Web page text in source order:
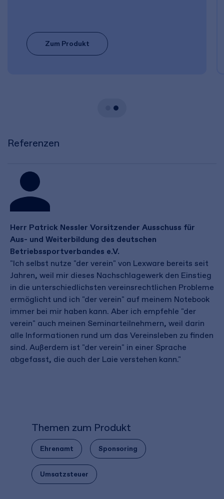
Zum Produkt
Referenzen
Herr Patrick Nessler Vorsitzender Ausschuss für
Aus- und Weiterbildung des deutschen
Betriebssportverbandes e.V.
"Ich selbst nutze "der verein" von Lexware bereits seit
Jahren, weil mir dieses Nachschlagewerk den Einstieg
in die unterschiedlichsten vereinsrechtlichen Probleme
ermöglicht und ich "der verein" auf meinem Notebook
immer bei mir haben kann. Aber ich empfehle "der
verein" auch meinen Seminarteilnehmern, weil darin
alle Informationen rund um das Vereinsleben zu finden
sind. Außerdem ist "der verein" in einer Sprache
abgefasst, die auch der Laie verstehen kann."
Themen zum Produkt
Ehrenamt Sponsoring
Umsatzsteuer